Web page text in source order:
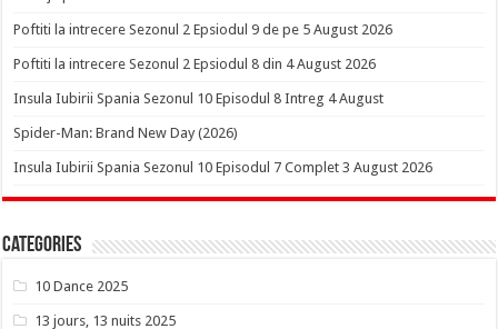
Poftiti la intrecere Sezonul 2 Epsiodul 9 de pe 5 August 2026
Poftiti la intrecere Sezonul 2 Epsiodul 8 din 4 August 2026
Insula Iubirii Spania Sezonul 10 Episodul 8 Intreg 4 August
Spider-Man: Brand New Day (2026)
Insula Iubirii Spania Sezonul 10 Episodul 7 Complet 3 August 2026
Categories
10 Dance 2025
13 jours, 13 nuits 2025